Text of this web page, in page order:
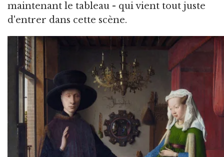
maintenant le tableau - qui vient tout juste
d'entrer dans cette scène.